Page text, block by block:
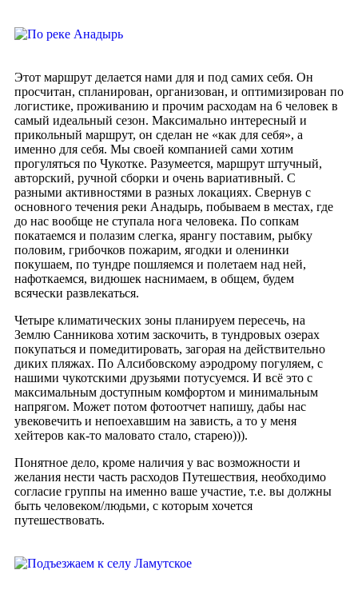
Этот маршрут делается нами для и под самих себя. Он
просчитан, спланирован, организован, и оптимизирован по
логистике, проживанию и прочим расходам на 6 человек в
самый идеальный сезон. Максимально интересный и
прикольный маршрут, он сделан не «как для себя», а
именно для себя. Мы своей компанией сами хотим
прогуляться по Чукотке. Разумеется, маршрут штучный,
авторский, ручной сборки и очень вариативный. С
разными активностями в разных локациях. Свернув с
основного течения реки Анадырь, побываем в местах, где
до нас вообще не ступала нога человека. По сопкам
покатаемся и полазим слегка, ярангу поставим, рыбку
половим, грибочков пожарим, ягодки и оленинки
покушаем, по тундре пошляемся и полетаем над ней,
нафоткаемся, видюшек наснимаем, в общем, будем
всячески развлекаться.
Четыре климатических зоны планируем пересечь, на
Землю Санникова хотим заскочить, в тундровых озерах
покупаться и помедитировать, загорая на действительно
диких пляжах. По Алсибовскому аэродрому погуляем, с
нашими чукотскими друзьями потусуемся. И всё это с
максимальным доступным комфортом и минимальным
напрягом. Может потом фотоотчет напишу, дабы нас
увековечить и непоехавшим на зависть, а то у меня
хейтеров как-то маловато стало, старею))).
Понятное дело, кроме наличия у вас возможности и
желания нести часть расходов Путешествия, необходимо
согласие группы на именно ваше участие, т.е. вы должны
быть человеком/людьми, с которым хочется
путешествовать.